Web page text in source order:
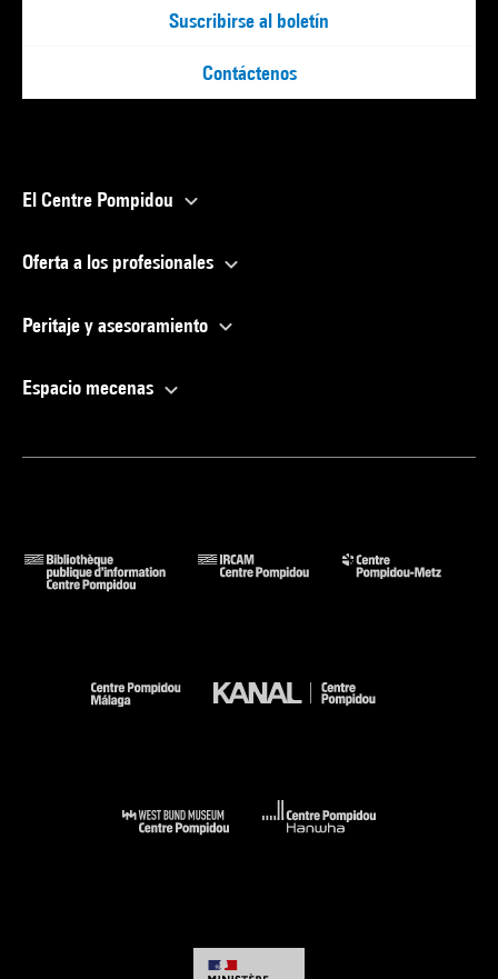
Suscribirse al boletín
Contáctenos
El Centre Pompidou
Oferta a los profesionales
Peritaje y asesoramiento
Espacio mecenas